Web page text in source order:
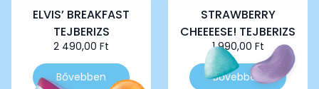
ELVIS’ BREAKFAST
TEJBERIZS
2 490,00 Ft
Bővebben
STRAWBERRY
CHEEEESE! TEJBERIZS
1 990,00 Ft
Bővebben